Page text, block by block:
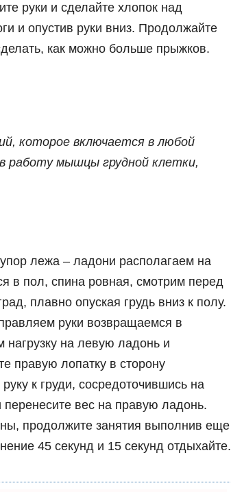
руки и сделайте хлопок над
и опустив руки вниз. Продолжайте
как можно больше прыжков.
которое включается в любой
работу мышцы грудной клетки,
лежа – ладони располагаем на
в пол, спина ровная, смотрим перед
плавно опуская грудь вниз к полу.
руки возвращаемся в
на левую ладонь и
правую лопатку в сторону
к груди, сосредоточившись на
вес на правую ладонь.
продолжите занятия выполнив еще
45 секунд и 15 секунд отдыхайте.